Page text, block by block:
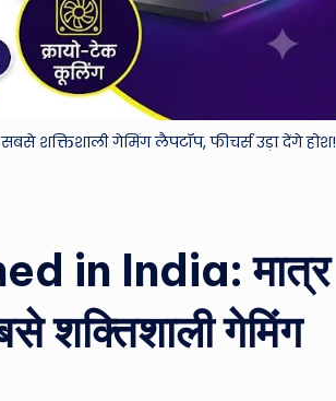
&
o
N
e
w
शक्तिशाली गेमिंग लैपटॉप, फीचर्स उड़ा देंगे होश!
in India: मात्र
शक्तिशाली गेमिंग